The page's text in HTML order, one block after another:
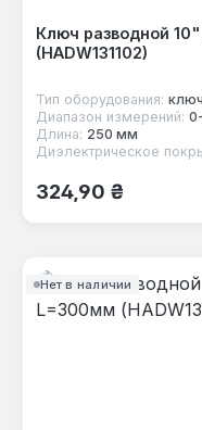
Ключ разводной
(HADW131102)
Тип оборудования:
Диапазон измерений:
Длина: 250 мм
Диэлектрическое
Обычная цена:
324,90 ₴
Нет в наличии